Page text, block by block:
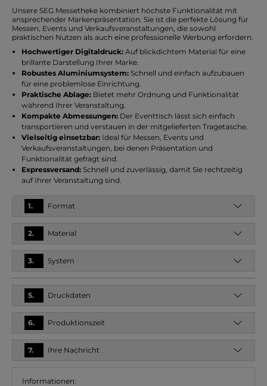
Unsere SEG Messetheke kombiniert höchste Funktionalität mit
ansprechender Markenpräsentation. Sie ist die perfekte Lösung für
Messen, Events und Verkaufsveranstaltungen, die sowohl
praktischen Nutzen als auch eine professionelle Werbung erfordern.
Hochwertiger Digitaldruck: Auf blickdichtem Material für eine
brillante Darstellung Ihrer Marke.
Robustes Aluminiumsystem: Schnell und einfach aufzubauen
für eine problemlose Einrichtung.
Praktische Ablage: Bietet mehr Ordnung und Funktionalität
während Ihrer Veranstaltung.
Kompakte Abmessungen: Der Eventtisch lässt sich einfach
transportieren und verstauen in der mitgelieferten Tragetasche.
Vielseitig einsetzbar: Ideal für Messen, Events und
Verkaufsveranstaltungen, bei denen Präsentation und
Funktionalität gefragt sind.
Expressversand: Schnell und zuverlässig, damit Sie rechtzeitig
auf Ihrer Veranstaltung sind.
1. Format
2. Material
3. System
5. Druckdaten
6. Produktionszeit
7. Ihre Nachricht
Informationen: